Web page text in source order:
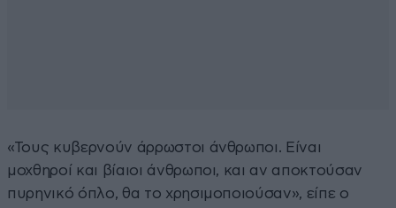
«Τους κυβερνούν άρρωστοι άνθρωποι. Είναι
μοχθηροί και βίαιοι άνθρωποι, και αν αποκτούσαν
πυρηνικό όπλο, θα το χρησιμοποιούσαν», είπε ο